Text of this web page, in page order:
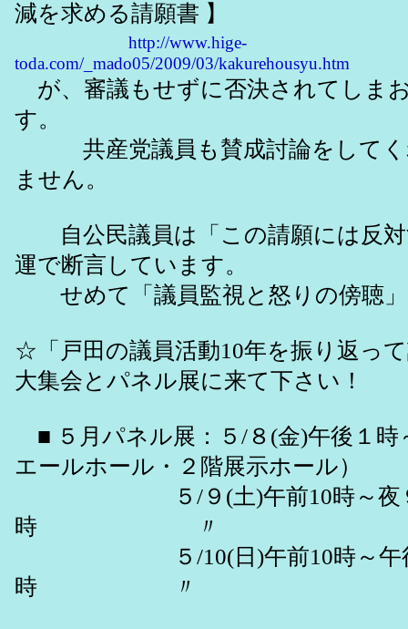
減を求める請願書 】
http://www.hige-
toda.com/_mado05/2009/03/kakurehousyu.htm
が、審議もせずに否決されてしま
す。
共産党議員も賛成討論をしてく
ません。
自公民議員は「この請願には反対
運で断言しています。
せめて「議員監視と怒りの傍聴」
☆「戸田の議員活動10年を振り返っ
大集会とパネル展に来て下さい！
■ ５月パネル展：５/８(金)午後１時
エールホール・２階展示ホール）
５/９(土)午前10時～夜
時 〃
５/10(日)午前10時～午
時 〃